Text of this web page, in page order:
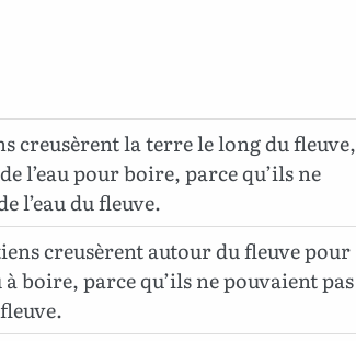
creusèrent la terre le long du fleuve,
l’eau pour boire, parce qu’ils ne
l’eau du fleuve.
creusèrent autour du fleuve pour
à boire, parce qu’ils ne pouvaient pas